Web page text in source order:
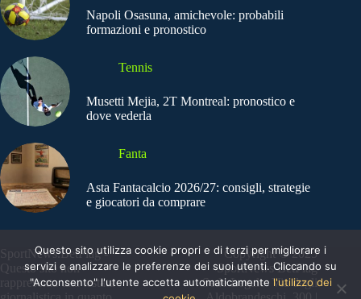
Napoli Osasuna, amichevole: probabili
formazioni e pronostico
Tennis
Musetti Mejia, 2T Montreal: pronostico e
dove vederla
Fanta
Asta Fantacalcio 2026/27: consigli, strategie
e giocatori da comprare
SportNews.BetFlag -
Questo sito non
rappresenta una testata
Copyright © 2025
SportNews BetFlag
Sede Legale: Via degli
Questo sito utilizza cookie propri e di terzi per migliorare i
servizi e analizzare le preferenze dei suoi utenti. Cliccando su
"Acconsento" l'utente accetta automaticamente l'utilizzo dei